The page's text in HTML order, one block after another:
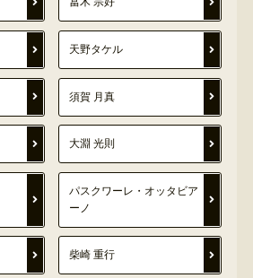
天野タケル
須賀 月真
大淵 光則
パスクワーレ・オッタビア
ーノ
柴崎 重行